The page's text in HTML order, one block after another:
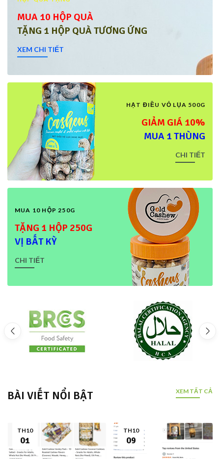
MUA 10 HỘP QUÀ
TẶNG 1 HỘP QUÀ TƯƠNG ỨNG
XEM CHI TIẾT
HẠT ĐIỀU VỎ LỤA 500G
GIẢM GIÁ 10%
MUA 1 THÙNG
CHI TIẾT
MUA 10 HỘP 250G
TẶNG 1 HỘP 250G
VỊ BẤT KỲ
CHI TIẾT
BÀI VIẾT NỔI BẬT XEM TẤT CẢ
TH10
01
TH10
09